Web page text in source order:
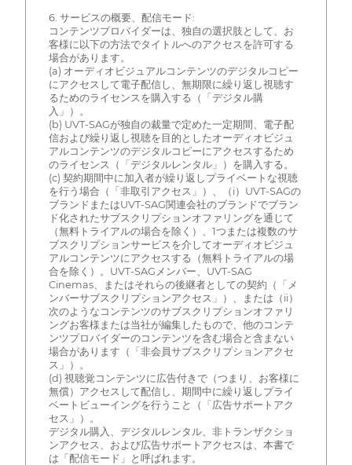
6. サービスの概要、配信モード:
コンテンツプロバイダーは、独自の選択肢として、お
客様に以下の方法でタイトルへのアクセスを許可する
場合があります。
(a) オーディオビジュアルコンテンツのデジタルコピー
にアクセスして電子配信し、無期限に繰り返し視聴す
るためのライセンスを購入する（「デジタル購
入」）。
(b) UVT-SAGが独自の裁量で定めた一定期間、電子配
信および繰り返し視聴を目的としたオーディオビジュ
アルコンテンツのデジタルコピーにアクセスするため
のライセンス（「デジタルレンタル」）を購入する。
(c) 契約期間中に加入者が繰り返しプライベートな視聴
を行う場合（「非取引アクセス」）、（i）UVT-SAGの
ブランドまたはUVT-SAG関連会社のブランドでブラン
ド化されたサブスクリプションオファリングを通じて
（無料トライアルの場合を除く）、1つまたは複数のサ
ブスクリプションサービスを介してオーディオビジュ
アルコンテンツにアクセスする（無料トライアルの場
合を除く）。UVT-SAGメンバー、UVT-SAG
Cinemas、またはそれらの後継者としての契約（「メ
ンバーサブスクリプションアクセス」）、または（ii）
次のようなコンテンツのサブスクリプションオファリ
ングお客様または当社が編集したもので、他のコンテ
ンツプロバイダーのコンテンツを含む場合と含まない
場合があります（「非会員サブスクリプションアクセ
ス」）。
(d) 視聴覚コンテンツに広告付きで（つまり、お客様に
無償）アクセスして配信し、期間中に繰り返しプライ
ベートビューイングを行うこと（「広告サポートアク
セス」）。
デジタル購入、デジタルレンタル、非トランザクショ
ンアクセス、および広告サポートアクセスは、本書で
は「配信モード」と呼ばれます。